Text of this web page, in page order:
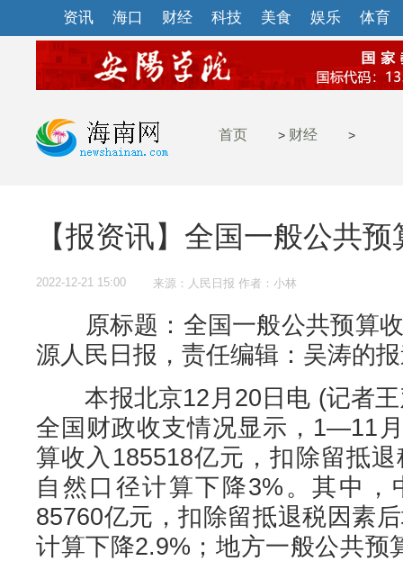
资讯 海口 财经 科技 美食 娱乐 体育
首页 > 财经 >
【报资讯】全国一般公共
2022-12-21 15:00 来源：人民日报 作者：小林
原标题：全国一般公共预算收
源人民日报，责任编辑：吴涛的
本报北京12月20日电 (记者王
全国财政收支情况显示，1—11
算收入185518亿元，扣除留抵
自然口径计算下降3%。其中
85760亿元，扣除留抵退税因素
计算下降2.9%；地方一般公共预